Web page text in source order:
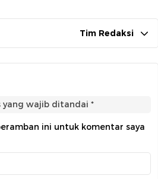
Tim Redaksi
yang wajib ditandai *
ini untuk komentar saya